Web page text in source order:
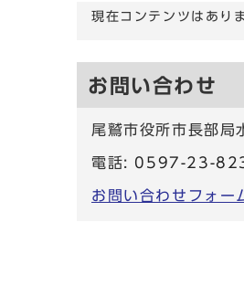
現在コンテンツはあり
お問い合わせ
尾鷲市役所市長部局
電話: 0597-23-
お問い合わせフォー